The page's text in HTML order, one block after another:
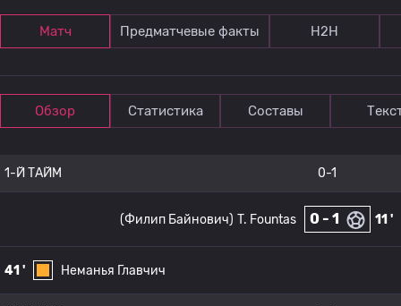
Матч Предматчевые факты Н2Н
Обзор Статистика Составы
1-Й ТАЙМ 0-1
11 '
0 - 1
T. Fountas
(Филип Байнович)
41 ' Неманья Главчич